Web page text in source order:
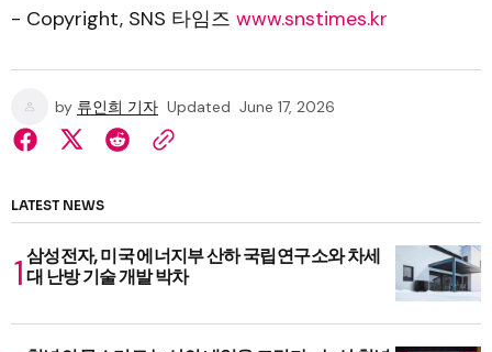
- Copyright, SNS 타임즈 www.snstimes.kr
by 류인희 기자 Updated June 17, 2026
LATEST NEWS
삼성전자, 미국 에너지부 산하 국립연구소와 차세
대 난방 기술 개발 박차